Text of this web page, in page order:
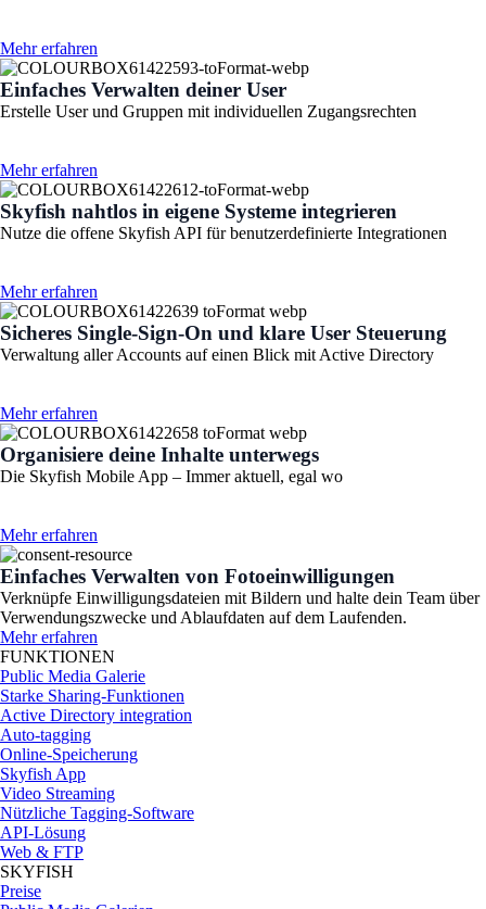
Mehr erfahren
Einfaches Verwalten deiner User
Erstelle User und Gruppen mit individuellen Zugangsrechten
Mehr erfahren
Skyfish nahtlos in eigene Systeme integrieren
Nutze die offene Skyfish API für benutzerdefinierte Integrationen
Mehr erfahren
Sicheres Single-Sign-On und klare User Steuerung
Verwaltung aller Accounts auf einen Blick mit Active Directory
Mehr erfahren
Organisiere deine Inhalte unterwegs
Die Skyfish Mobile App – Immer aktuell, egal wo
Mehr erfahren
Einfaches Verwalten von Fotoeinwilligungen
Verknüpfe Einwilligungsdateien mit Bildern und halte dein Team über
Verwendungszwecke und Ablaufdaten auf dem Laufenden.
Mehr erfahren
FUNKTIONEN
Public Media Galerie
Starke Sharing-Funktionen
Active Directory integration
Auto-tagging
Online-Speicherung
Skyfish App
Video Streaming
Nützliche Tagging-Software
API-Lösung
Web & FTP
SKYFISH
Preise